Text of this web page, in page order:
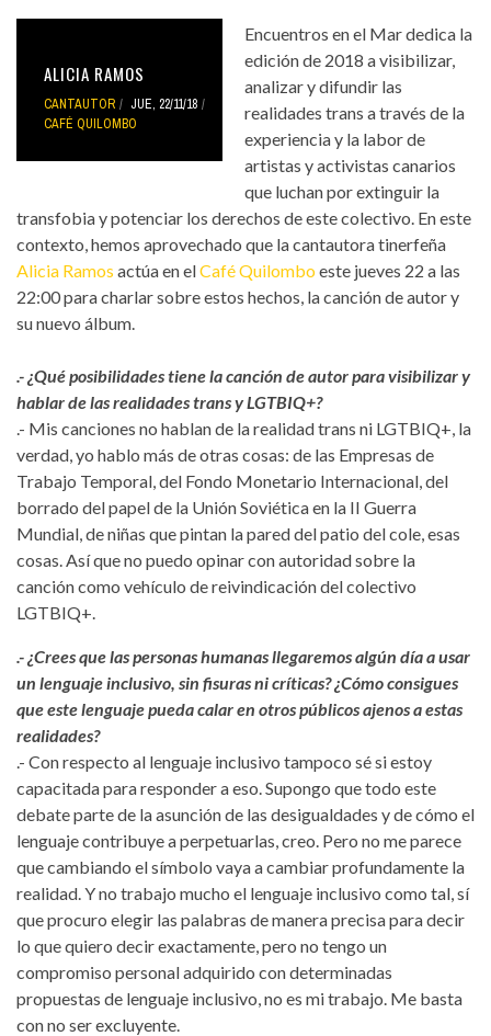
ALICIA RAMOS
CANTAUTOR
JUE, 22/11/18
CAFÉ QUILOMBO
Encuentros en el Mar dedica la
edición de 2018 a visibilizar,
analizar y difundir las
realidades trans a través de la
experiencia y la labor de
artistas y activistas canarios
que luchan por extinguir la
transfobia y potenciar los derechos de este colectivo. En este
contexto, hemos aprovechado que la cantautora tinerfeña
Alicia Ramos actúa en elCafé Quilomboeste jueves 22 a las
22:00 para charlar sobre estos hechos, la canción de autor y
su nuevo álbum.
.- ¿Qué posibilidades tiene la canción de autor para visibilizar y
hablar de las realidades trans y LGTBIQ+?
.- Mis canciones no hablan de la realidad trans ni LGTBIQ+, la
verdad, yo hablo más de otras cosas: de las Empresas de
Trabajo Temporal, del Fondo Monetario Internacional, del
borrado del papel de la Unión Soviética en la II Guerra
Mundial, de niñas que pintan la pared del patio del cole, esas
cosas. Así que no puedo opinar con autoridad sobre la
canción como vehículo de reivindicación del colectivo
LGTBIQ+.
.- ¿Crees que las personas humanas llegaremos algún día a usar
un lenguaje inclusivo, sin fisuras ni críticas? ¿Cómo consigues
que este lenguaje pueda calar en otros públicos ajenos a estas
realidades?
.- Con respecto al lenguaje inclusivo tampoco sé si estoy
capacitada para responder a eso. Supongo que todo este
debate parte de la asunción de las desigualdades y de cómo el
lenguaje contribuye a perpetuarlas, creo. Pero no me parece
que cambiando el símbolo vaya a cambiar profundamente la
realidad. Y no trabajo mucho el lenguaje inclusivo como tal, sí
que procuro elegir las palabras de manera precisa para decir
lo que quiero decir exactamente, pero no tengo un
compromiso personal adquirido con determinadas
propuestas de lenguaje inclusivo, no es mi trabajo. Me basta
con no ser excluyente.